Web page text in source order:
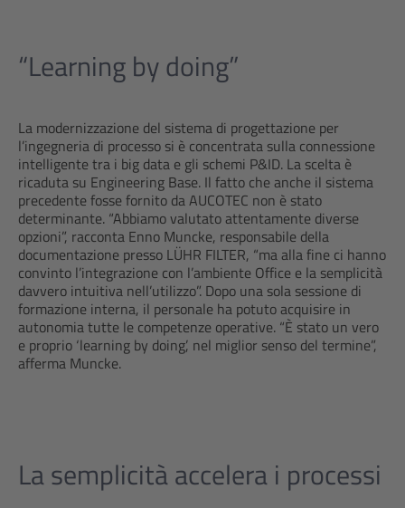
“Learning by doing”
La modernizzazione del sistema di progettazione per
l’ingegneria di processo si è concentrata sulla connessione
intelligente tra i big data e gli schemi P&ID. La scelta è
ricaduta su Engineering Base. Il fatto che anche il sistema
precedente fosse fornito da AUCOTEC non è stato
determinante. “Abbiamo valutato attentamente diverse
opzioni”, racconta Enno Muncke, responsabile della
documentazione presso LÜHR FILTER, “ma alla fine ci hanno
convinto l’integrazione con l’ambiente Office e la semplicità
davvero intuitiva nell’utilizzo”. Dopo una sola sessione di
formazione interna, il personale ha potuto acquisire in
autonomia tutte le competenze operative. “È stato un vero
e proprio ‘learning by doing’, nel miglior senso del termine”,
afferma Muncke.
La semplicità accelera i processi